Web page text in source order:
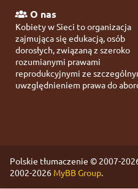
O nas
Kobiety w Sieci to organizacja
zajmująca się edukacją, osób
dorosłych, związaną z szeroko
rozumianymi prawami
reprodukcyjnymi ze
uwzględnieniem prawa do
Polskie tłumaczenie © 2007-
2002-2026 MyBB Group.